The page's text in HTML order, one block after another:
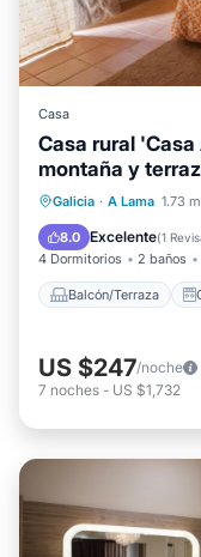
Casa
Casa rural
montaña y
Galicia · A Lama 1.73
8.0 Excelente(1
4 Dormitorios 2 baños
Balcón/Terraza
Balcón/
Se admiten
US $247/noche
7 noches - US $1,732